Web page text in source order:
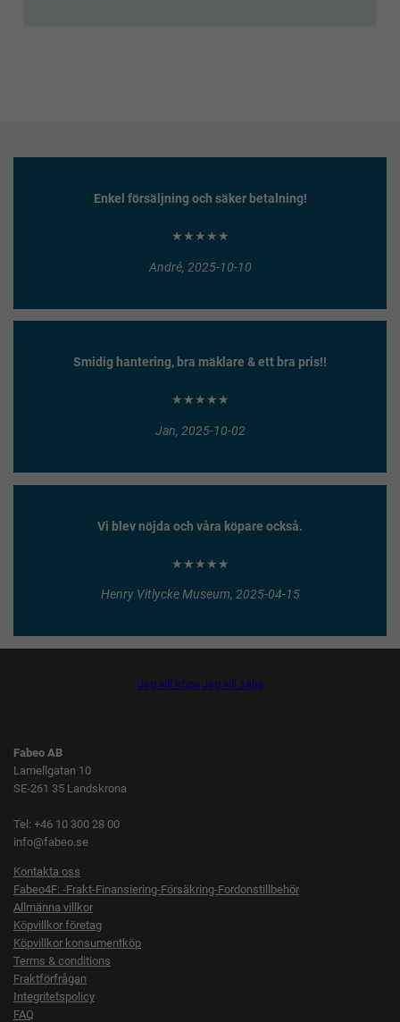
Enkel försäljning och säker betalning!
★★★★★
André, 2025-10-10
Smidig hantering, bra mäklare & ett bra pris!!
★★★★★
Jan, 2025-10-02
Vi blev nöjda och våra köpare också.
★★★★★
Henry Vitlycke Museum, 2025-04-15
Jag vill köpa Jag vill sälja
Fabeo AB
Lamellgatan 10
SE-261 35 Landskrona
Tel: +46 10 300 28 00
info@fabeo.se
Kontakta oss
Fabeo4F: -Frakt-Finansiering-Försäkring-Fordonstillbehör
Allmänna villkor
Köpvillkor företag
Köpvillkor konsumentköp
Terms & conditions
Fraktförfrågan
Integritetspolicy
FAQ